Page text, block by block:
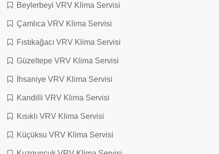
Beylerbeyi VRV Klima Servisi
Çamlıca VRV Klima Servisi
Fıstıkağacı VRV Klima Servisi
Güzeltepe VRV Klima Servisi
İhsaniye VRV Klima Servisi
Kandilli VRV Klima Servisi
Kısıklı VRV Klima Servisi
Küçüksu VRV Klima Servisi